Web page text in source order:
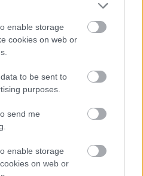
enable storage
cookies on web or
to be sent to
purposes.
send me
enable storage
on web or
το προϊόν: “Κάποτε στη Δύση”